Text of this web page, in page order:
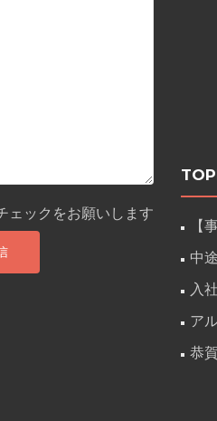
ェックをお願いします
【
中
入
ア
恭